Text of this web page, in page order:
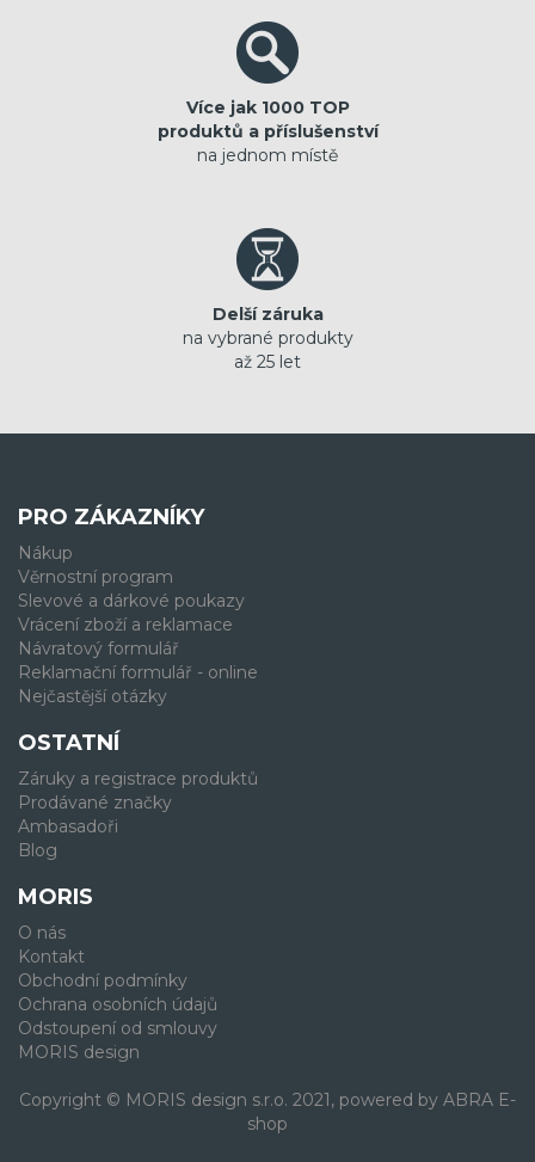
Více jak 1000 TOP
produktů a příslušenství
na jednom místě
Delší záruka
na vybrané produkty
až 25 let
PRO ZÁKAZNÍKY
Nákup
Věrnostní program
Slevové a dárkové poukazy
Vrácení zboží a reklamace
Návratový formulář
Reklamační formulář - online
Nejčastější otázky
OSTATNÍ
Záruky a registrace produktů
Prodávané značky
Ambasadoři
Blog
MORIS
O nás
Kontakt
Obchodní podmínky
Ochrana osobních údajů
Odstoupení od smlouvy
MORIS design
Copyright © MORIS design s.r.o. 2021, powered by ABRA E-
shop